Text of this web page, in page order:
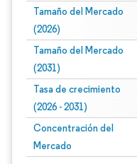
Tamaño del Mercado
(2026)
Tamaño del Mercado
(2031)
Tasa de crecimiento
(2026 - 2031)
Concentración del
Mercado